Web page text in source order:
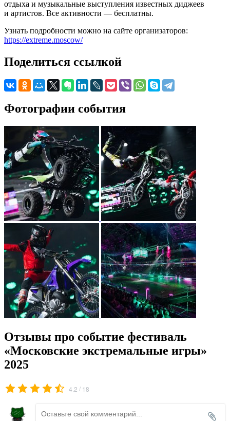
отдыха и музыкальные выступления известных диджеев
и артистов. Все активности — бесплатны.
Узнать подробности можно на сайте организаторов:
https://extreme.moscow/
Поделиться ссылкой
Фотографии события
Отзывы про событие фестиваль
«Московские экстремальные игры»
2025
4.2 / 18